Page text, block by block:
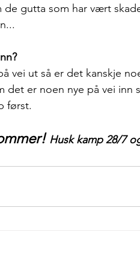
de gutta som har vært
vei ut så er det kanskje
det er noen nye på vei inn
først.
Husk kamp 28/7